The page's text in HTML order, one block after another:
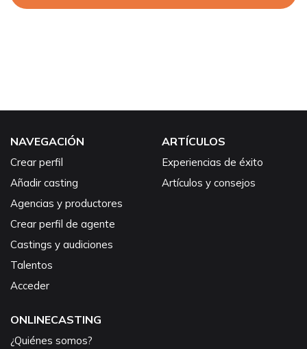
NAVEGACIÓN
Crear perfil
Añadir casting
Agencias y productores
Crear perfil de agente
Castings y audiciones
Talentos
Acceder
ARTÍCULOS
Experiencias de éxito
Artículos y consejos
ONLINECASTING
¿Quiénes somos?